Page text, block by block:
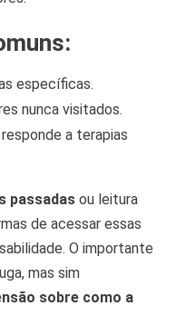
específicas.
nunca visitados.
a terapias
passadasou leitura
de acessar essas
O importante
mas sim
sobre como a